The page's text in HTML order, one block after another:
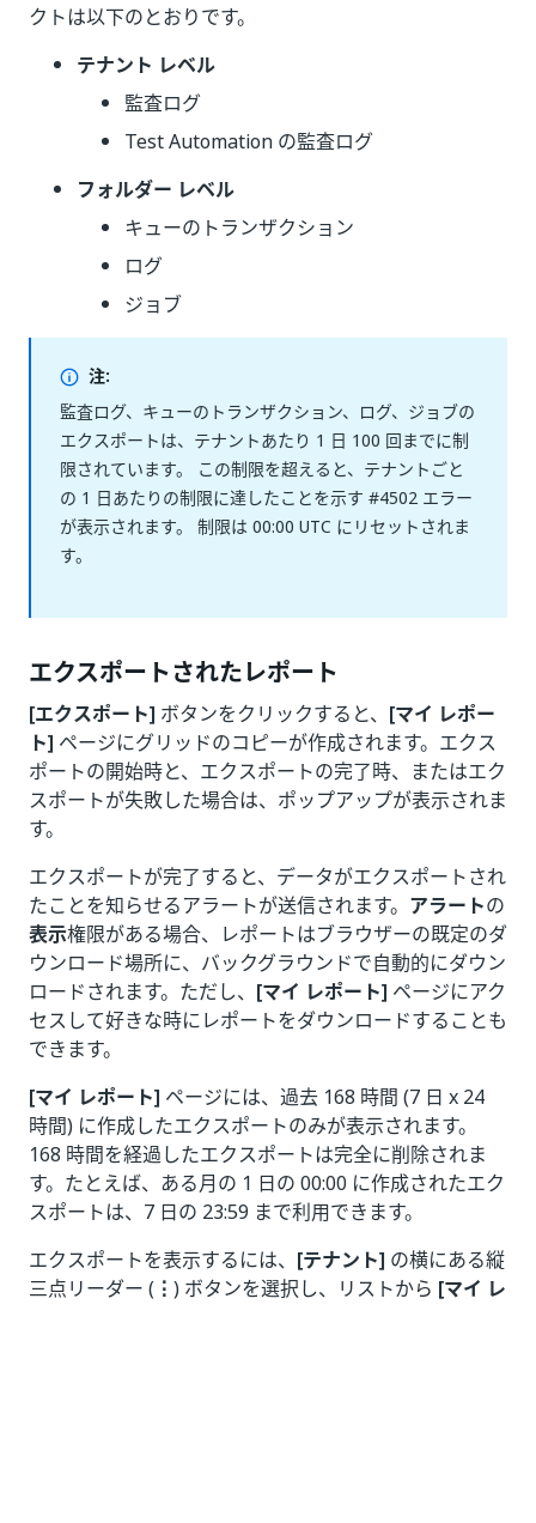
クトは以下のとおりです。
テナント レベル
監査ログ
Test Automation の監査ログ
フォルダー レベル
キューのトランザクション
ログ
ジョブ
注:
監査ログ、キューのトランザクション、ログ、ジョブの
エクスポートは、テナントあたり 1 日 100 回までに制
限されています。 この制限を超えると、テナントごと
の 1 日あたりの制限に達したことを示す #4502 エラー
が表示されます。 制限は 00:00 UTC にリセットされま
す。
エクスポートされたレポート
[エクスポート] ボタンをクリックすると、 [マイ レポー
ト] ページにグリッドのコピーが作成されます。エクス
ポートの開始時と、エクスポートの完了時、またはエク
スポートが失敗した場合は、ポップアップが表示されま
す。
エクスポートが完了すると、データがエクスポートされ
たことを知らせるアラートが送信されます。 アラートの
表示権限がある場合、レポートはブラウザーの既定のダ
ウンロード場所に、バックグラウンドで自動的にダウン
ロードされます。ただし、 [マイ レポート] ページにアク
セスして好きな時にレポートをダウンロードすることも
できます。
[マイ レポート] ページには、過去 168 時間 (7 日 x 24
時間) に作成したエクスポートのみが表示されます。
168 時間を経過したエクスポートは完全に削除されま
す。たとえば、ある月の 1 日の 00:00 に作成されたエク
スポートは、7 日の 23:59 まで利用できます。
エクスポートを表示するには、 [テナント] の横にある縦
三点リーダー ( ⋮ ) ボタンを選択し、リストから [マイ レ